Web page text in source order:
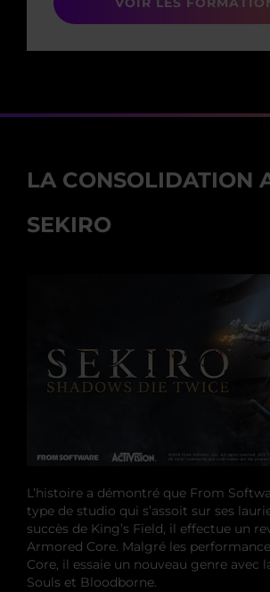
LA CONSOLIDATION
SEKIRO
L’histoire a démontré que From
type de studio qui s’assoit sur ses
succès de King’s Field, il effectue un
Armored Core. Malgré les
Core, il essaie un nouveau genre avec
Souls et Bloodborne.